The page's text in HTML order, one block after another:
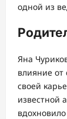
одной из
Яна
влияние от
своей
известной